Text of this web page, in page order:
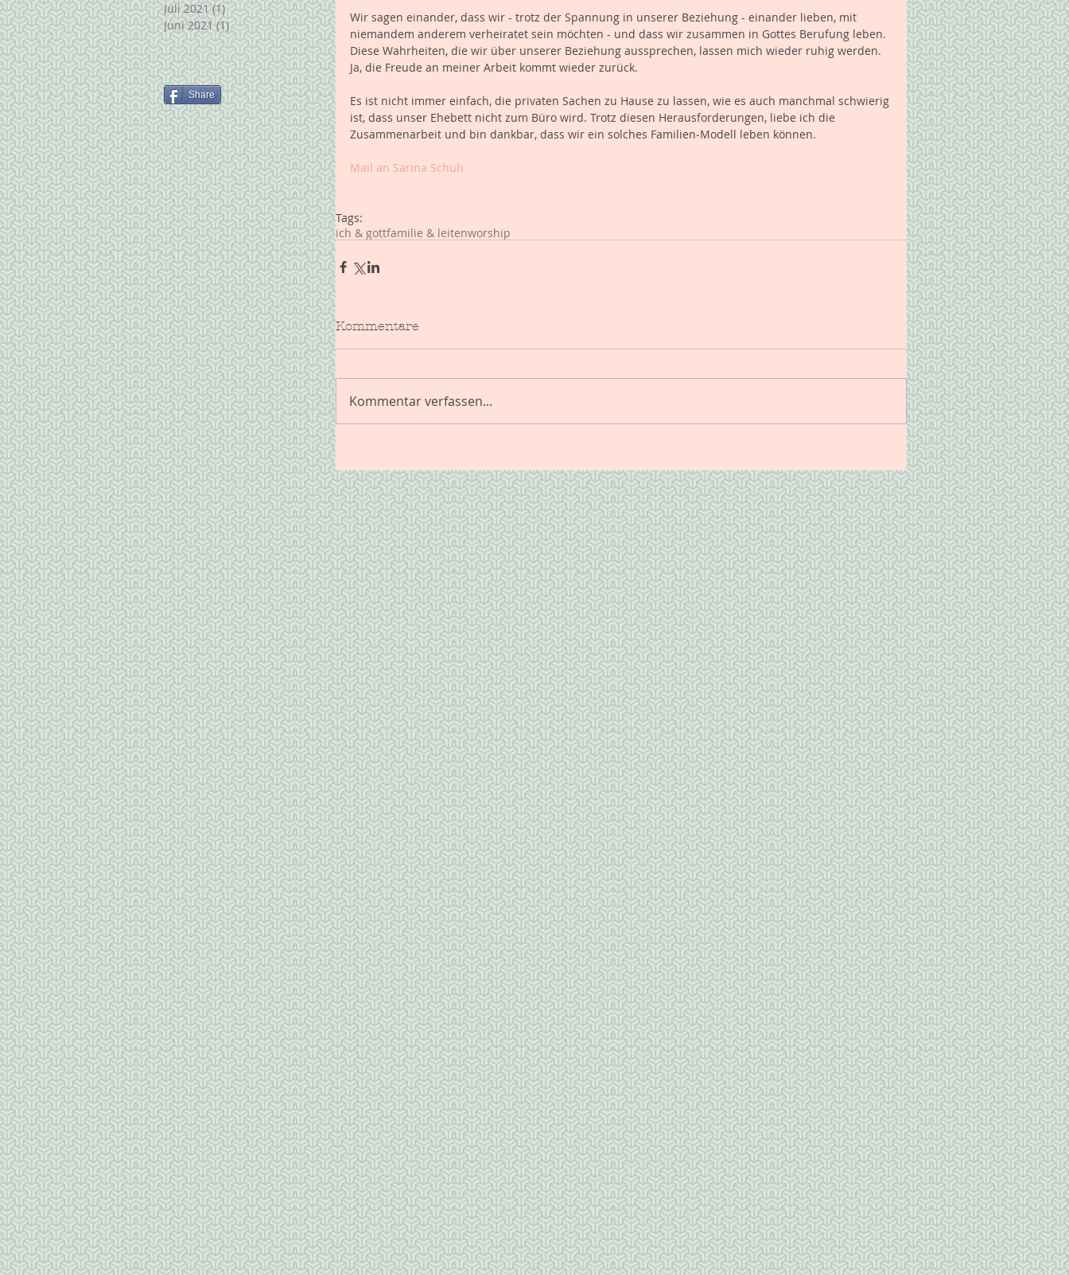
Juli 2021 (1)1 Beitrag
Juni 2021 (1)1 Beitrag
Share
Wir sagen einander, dass wir - trotz der Spannung in unserer Beziehung - einander lieben, mit
niemandem anderem verheiratet sein möchten - und dass wir zusammen in Gottes Berufung leben.
Diese Wahrheiten, die wir über unserer Beziehung aussprechen, lassen mich wieder ruhig werden.
Ja, die Freude an meiner Arbeit kommt wieder zurück.
Es ist nicht immer einfach, die privaten Sachen zu Hause zu lassen, wie es auch manchmal schwierig
ist, dass unser Ehebett nicht zum Büro wird. Trotz diesen Herausforderungen, liebe ich die
Zusammenarbeit und bin dankbar, dass wir ein solches Familien-Modell leben können.
Mail an Sarina Schuh
Tags:
ich & gottfamilie & leitenworship
Kommentare
Kommentar verfassen...